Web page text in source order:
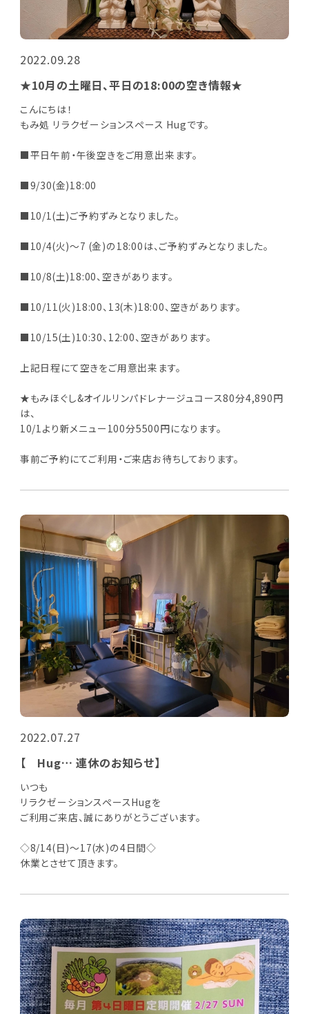
2022.09.28
★10月の土曜日、平日の18:00の空き情報★
こんにちは！
もみ処 リラクゼーションスペース Hugです。
■平日午前・午後空きをご用意出来ます。
■9/30(金)18:00
■10/1(土)ご予約ずみとなりました。
■10/4(火)～7 (金)の18:00は、ご予約ずみとなりました。
■10/8(土)18:00、空きがあります。
■10/11(火)18:00、13(木)18:00、空きがあります。
■10/15(土)10:30、12:00、空きがあります。
上記日程にて空きをご用意出来ます。
★もみほぐし&オイルリンパドレナージュコース80分4,890円
は、
10/1より新メニュー100分5500円になります。
事前ご予約にてご利用・ご来店お待ちしております。
2022.07.27
【 Hug… 連休のお知らせ】
いつも
リラクゼーションスペースHugを
ご利用ご来店、誠にありがとうございます。
◇8/14(日)～17(水)の4日間◇
休業とさせて頂きます。